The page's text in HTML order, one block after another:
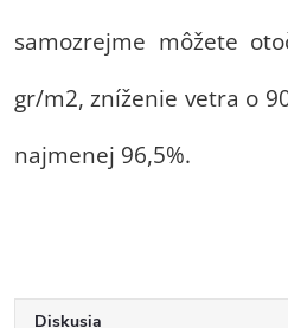
samozrejme môžete
gr/m2, zníženie vetra o
najmenej 96,5%.
Diskusia